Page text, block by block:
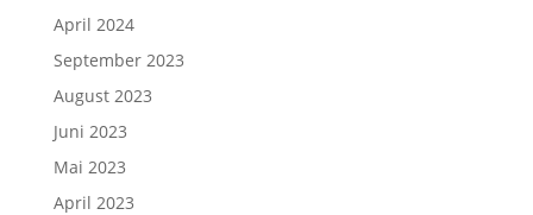
April 2024
September 2023
August 2023
Juni 2023
Mai 2023
April 2023